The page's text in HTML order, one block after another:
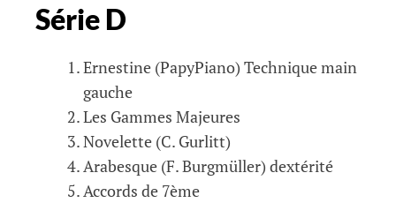
Série D
Ernestine (PapyPiano) Technique main
gauche
Les Gammes Majeures
Novelette (C. Gurlitt)
Arabesque (F. Burgmüller) dextérité
Accords de 7ème